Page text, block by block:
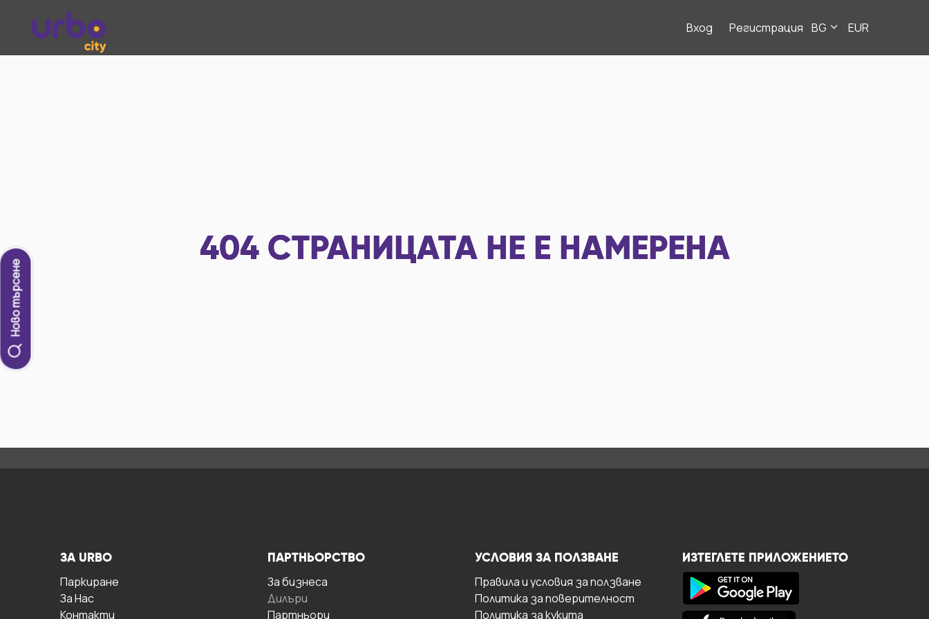
Вход Регистрация BG EUR
Ново търсене
404 СТРАНИЦАТА НЕ Е НАМЕРЕНА
ЗА URBO
Паркиране
За Hас
Контакти
ПАРТНЬОРСТВО
За бизнесa
Дилъри
Партньори
УСЛОВИЯ ЗА ПОЛЗВАНЕ
Правила и условия за ползване
Политика за поверителност
Политика за кукита
ИЗТЕГЛЕТЕ ПРИЛОЖЕНИЕТО